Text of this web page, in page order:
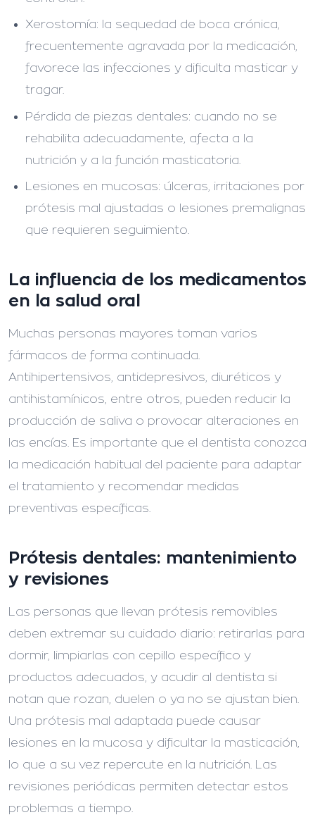
Xerostomía: la sequedad de boca crónica,
frecuentemente agravada por la medicación,
favorece las infecciones y dificulta masticar y
tragar.
Pérdida de piezas dentales: cuando no se
rehabilita adecuadamente, afecta a la
nutrición y a la función masticatoria.
Lesiones en mucosas: úlceras, irritaciones por
prótesis mal ajustadas o lesiones premalignas
que requieren seguimiento.
La influencia de los medicamentos
en la salud oral
Muchas personas mayores toman varios
fármacos de forma continuada.
Antihipertensivos, antidepresivos, diuréticos y
antihistamínicos, entre otros, pueden reducir la
producción de saliva o provocar alteraciones en
las encías. Es importante que el dentista conozca
la medicación habitual del paciente para adaptar
el tratamiento y recomendar medidas
preventivas específicas.
Prótesis dentales: mantenimiento
y revisiones
Las personas que llevan prótesis removibles
deben extremar su cuidado diario: retirarlas para
dormir, limpiarlas con cepillo específico y
productos adecuados, y acudir al dentista si
notan que rozan, duelen o ya no se ajustan bien.
Una prótesis mal adaptada puede causar
lesiones en la mucosa y dificultar la masticación,
lo que a su vez repercute en la nutrición. Las
revisiones periódicas permiten detectar estos
problemas a tiempo.